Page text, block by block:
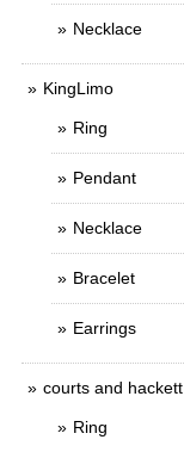
Necklace
KingLimo
Ring
Pendant
Necklace
Bracelet
Earrings
courts and hackett
Ring